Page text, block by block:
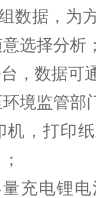
数据，为
选择分析
，数据可
境监管部
机，打印
充电锂